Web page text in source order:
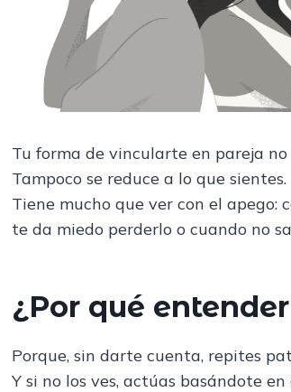
Tu forma de vincularte en pareja no
Tampoco se reduce a lo que sientes.
Tiene mucho que ver con el apego:
te da miedo perderlo o cuando no
¿Por qué
Porque, sin darte cuenta, repites
Y si no los ves, actúas basándote en